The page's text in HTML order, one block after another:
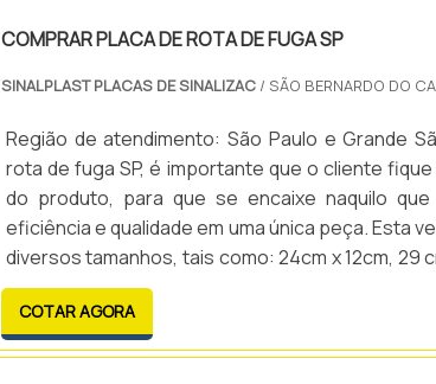
COMPRAR PLACA DE ROTA DE FUGA SP
SINALPLAST PLACAS DE SINALIZAC / SÃO BERNARDO DO
Região de atendimento: São Paulo e Grande
rota de fuga SP, é importante que o cliente
do produto, para que se encaixe naquilo
eficiência e qualidade em uma única peça. Esta
diversos tamanhos, tais como: 24cm x 12cm, 29
outros. Ela é fotoluminescente, o que é
COTAR AGORA